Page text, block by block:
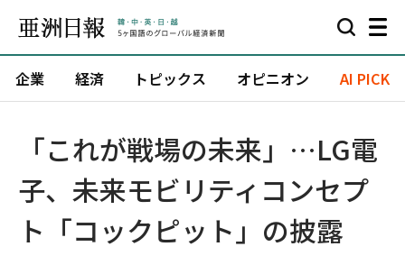
企業 経済 トピックス オピニオン AI PICK
「これが戦場の未来」…LG電
子、未来モビリティコンセプ
ト「コックピット」の披露